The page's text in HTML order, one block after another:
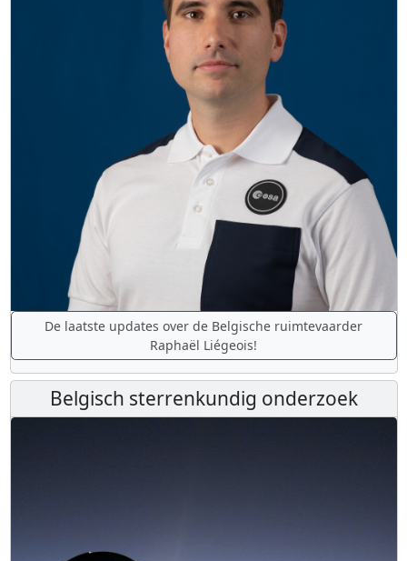
De laatste updates over de Belgische ruimtevaarder
Raphaël Liégeois!
Belgisch sterrenkundig onderzoek